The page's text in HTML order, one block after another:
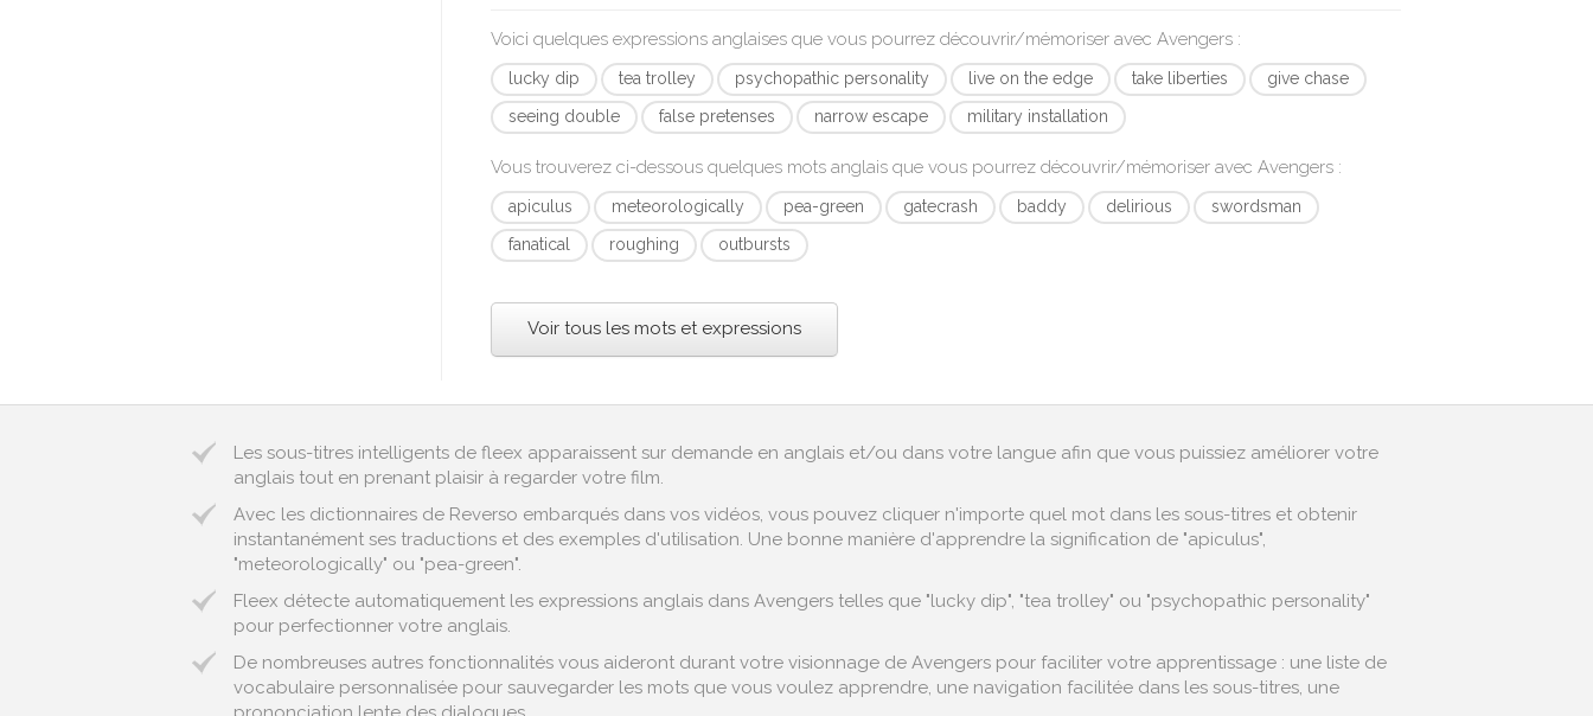
Voici quelques expressions anglaises que vous pourrez découvrir/mémoriser avecAvengers :
lucky dip tea trolley psychopathic personality live on the edge take liberties
give chase
seeing double
false pretenses narrow escape military installation
Vous trouverez ci-dessous quelques mots anglais que vous pourrez découvrir/mémoriser avecAvengers :
apiculus meteorologically pea-green gatecrash baddy delirious
swordsman
fanatical
roughing outbursts
Voir tous les mots et expressions
Les sous-titres intelligents de fleex apparaissent sur demande en anglais et/ou dans votre langue afin que vous puissiez améliorer votre
anglais tout en prenant plaisir à regarder votre film.
Avec les dictionnaires de Reverso embarqués dans vos vidéos, vous pouvez cliquer n'importe quel mot dans les sous-titres et obtenir
instantanément ses traductions et des exemples d'utilisation. Une bonne manière d'apprendre la signification de "apiculus",
"meteorologically" ou "pea-green".
Fleex détecte automatiquement les expressions anglais dans Avengers telles que "lucky dip", "tea trolley" ou "psychopathic personality"
pour perfectionner votre anglais.
De nombreuses autres fonctionnalités vous aideront durant votre visionnage de Avengers pour faciliter votre apprentissage : une liste de
vocabulaire personnalisée pour sauvegarder les mots que vous voulez apprendre, une navigation facilitée dans les sous-titres, une